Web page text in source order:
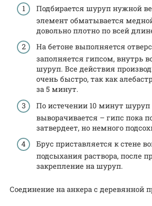
Подбирается шуруп нужной
элемент обматывается
довольно плотно по всей
На бетоне выполняется
заполняется гипсом, внутрь
шуруп. Все действия
очень быстро, так как
за 5 минут.
По истечении 10 минут шуруп
выворачивается – гипс пока
затвердеет, но немного
Брус приставляется к стене
подсыхания раствора, после
закрепление на шуруп.
Соединение на анкера с деревянной